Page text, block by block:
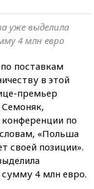
уже выделила
4 млн евро
поставкам
в этой
премьер
по
«Польша
своей позиции».
4 млн евро.